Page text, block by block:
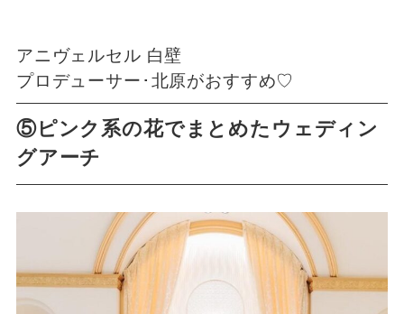
アニヴェルセル 白壁
プロデューサー･北原がおすすめ♡
⑤ピンク系の花でまとめたウェディン
グアーチ